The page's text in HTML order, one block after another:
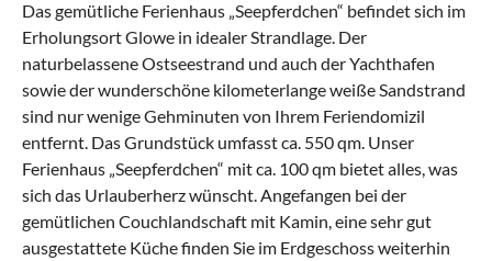
Das gemütliche Ferienhaus „Seepferdchen“ befindet sich im
Erholungsort Glowe in idealer Strandlage. Der
naturbelassene Ostseestrand und auch der Yachthafen
sowie der wunderschöne kilometerlange weiße Sandstrand
sind nur wenige Gehminuten von Ihrem Feriendomizil
entfernt. Das Grundstück umfasst ca. 550 qm. Unser
Ferienhaus „Seepferdchen“ mit ca. 100 qm bietet alles, was
sich das Urlauberherz wünscht. Angefangen bei der
gemütlichen Couchlandschaft mit Kamin, eine sehr gut
ausgestattete Küche finden Sie im Erdgeschoss weiterhin